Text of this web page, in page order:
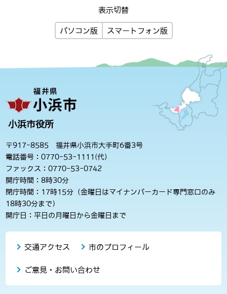
表示切替
パソコン版 スマートフォン版
小浜市役所
〒917-8585 福井県小浜市大手町6番3号
電話番号：0770-53-1111(代)
ファックス：0770-53-0742
開庁時間：8時30分
閉庁時間：17時15分（金曜日はマイナンバーカード専門窓口のみ
18時30分まで）
開庁日：平日の月曜日から金曜日まで
交通アクセス 市のプロフィール
ご意見・お問い合わせ